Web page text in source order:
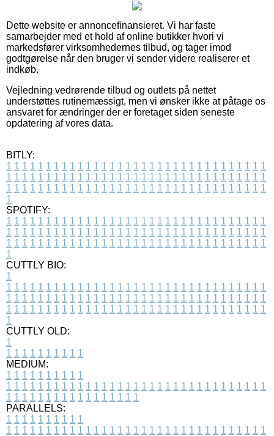
Dette website er annoncefinansieret. Vi har faste
samarbejder med et hold af online butikker hvori vi
markedsfører virksomhedernes tilbud, og tager imod
godtgørelse når den bruger vi sender videre realiserer et
indkøb.
Vejledning vedrørende tilbud og outlets på nettet
understøttes rutinemæssigt, men vi ønsker ikke at påtage os
ansvaret for ændringer der er foretaget siden seneste
opdatering af vores data.
BITLY:
1 1 1 1 1 1 1 1 1 1 1 1 1 1 1 1 1 1 1 1 1 1 1 1 1 1 1 1 1 1 1 1 1
1 1 1 1 1 1 1 1 1 1 1 1 1 1 1 1 1 1 1 1 1 1 1 1 1 1 1 1 1 1 1 1 1
1 1 1 1 1 1 1 1 1 1 1 1 1 1 1 1 1 1 1 1 1 1 1 1 1 1 1 1 1 1 1 1 1
1
SPOTIFY:
1 1 1 1 1 1 1 1 1 1 1 1 1 1 1 1 1 1 1 1 1 1 1 1 1 1 1 1 1 1 1 1 1
1 1 1 1 1 1 1 1 1 1 1 1 1 1 1 1 1 1 1 1 1 1 1 1 1 1 1 1 1 1 1 1 1
1 1 1 1 1 1 1 1 1 1 1 1 1 1 1 1 1 1 1 1 1 1 1 1 1 1 1 1 1 1 1 1 1
1
CUTTLY BIO:
1
1 1 1 1 1 1 1 1 1 1 1 1 1 1 1 1 1 1 1 1 1 1 1 1 1 1 1 1 1 1 1 1 1
1 1 1 1 1 1 1 1 1 1 1 1 1 1 1 1 1 1 1 1 1 1 1 1 1 1 1 1 1 1 1 1 1
1 1 1 1 1 1 1 1 1 1 1 1 1 1 1 1 1 1 1 1 1 1 1 1 1 1 1 1 1 1 1 1 1
1
CUTTLY OLD:
1
1 1 1 1 1 1 1 1 1 1
MEDIUM:
1 1 1 1 1 1 1 1 1 1
1 1 1 1 1 1 1 1 1 1 1 1 1 1 1 1 1 1 1 1 1 1 1 1 1 1 1 1 1 1 1 1 1
1 1 1 1 1 1 1 1 1 1 1 1 1 1 1 1 1
PARALLELS:
1 1 1 1 1 1 1 1 1 1
1 1 1 1 1 1 1 1 1 1 1 1 1 1 1 1 1 1 1 1 1 1 1 1 1 1 1 1 1 1 1 1 1